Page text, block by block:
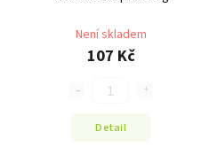
Není skladem
107 Kč
Detail